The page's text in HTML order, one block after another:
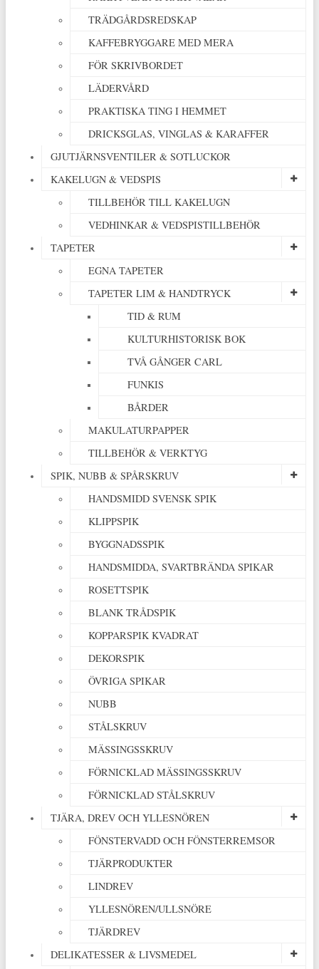
TRÄDGÅRDSREDSKAP
KAFFEBRYGGARE MED MERA
FÖR SKRIVBORDET
LÄDERVÅRD
PRAKTISKA TING I HEMMET
DRICKSGLAS, VINGLAS & KARAFFER
GJUTJÄRNSVENTILER & SOTLUCKOR
KAKELUGN & VEDSPIS
TILLBEHÖR TILL KAKELUGN
VEDHINKAR & VEDSPISTILLBEHÖR
TAPETER
EGNA TAPETER
TAPETER LIM & HANDTRYCK
TID & RUM
KULTURHISTORISK BOK
TVÅ GÅNGER CARL
FUNKIS
BÅRDER
MAKULATURPAPPER
TILLBEHÖR & VERKTYG
SPIK, NUBB & SPÅRSKRUV
HANDSMIDD SVENSK SPIK
KLIPPSPIK
BYGGNADSSPIK
HANDSMIDDA, SVARTBRÄNDA SPIKAR
ROSETTSPIK
BLANK TRÅDSPIK
KOPPARSPIK KVADRAT
DEKORSPIK
ÖVRIGA SPIKAR
NUBB
STÅLSKRUV
MÄSSINGSSKRUV
FÖRNICKLAD MÄSSINGSSKRUV
FÖRNICKLAD STÅLSKRUV
TJÄRA, DREV OCH YLLESNÖREN
FÖNSTERVADD OCH FÖNSTERREMSOR
TJÄRPRODUKTER
LINDREV
YLLESNÖREN/ULLSNÖRE
TJÄRDREV
DELIKATESSER & LIVSMEDEL